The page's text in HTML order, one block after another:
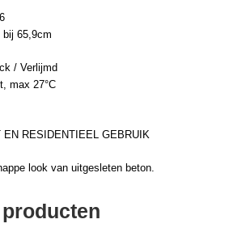
65,9cm
/ Verlijmd
max 27°C
RESIDENTIEEL GEBRUIK
look van uitgesleten beton.